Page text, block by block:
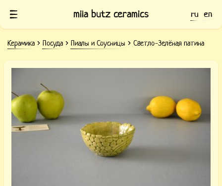
mila butz ceramics ru en
Керамика Посуда Пиалы и Соусницы Светло-Зелёная патина
Глиняная пиала с светло-зелёной
патиной